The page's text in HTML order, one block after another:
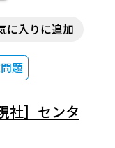
題
に入りに追加
社］センタ